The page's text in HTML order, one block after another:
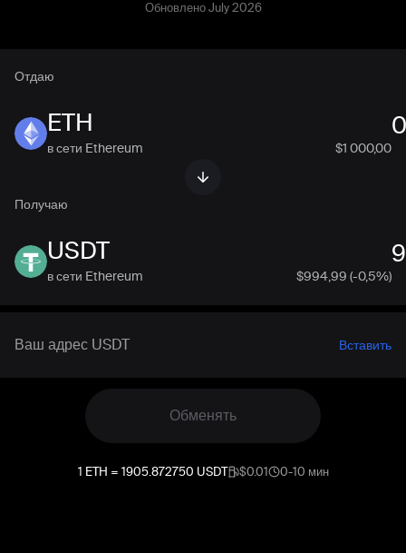
Обновлено July 2026
Отдаю
ETH
в сети Ethereum $1 000,00
Получаю
USDT
в сети Ethereum $994,99 (-0,5%)
Вставить
Обменять
1 ETH = 1905.872750 USDT $0.01 0-10 мин